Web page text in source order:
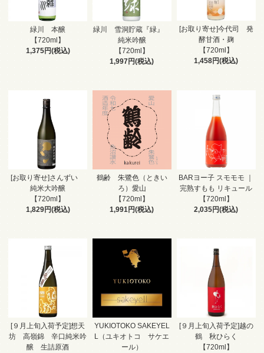
緑川 本醸
【720ml】
1,375円(税込)
緑川 雪洞貯蔵『緑』
純米吟醸
【720ml】
1,997円(税込)
[お取り寄せ]今代司 発
酵甘酒・麹
【720ml】
1,458円(税込)
[お取り寄せ]さんずい
純米大吟醸
【720ml】
1,829円(税込)
鶴齢 朱鷺色（ときい
ろ）愛山
【720ml】
1,991円(税込)
BARヨー子 スモモモ ｜
完熟すもも リキュール
【720ml】
2,035円(税込)
[９月上旬入荷予定]想天
坊 高嶺錦 辛口純米吟
醸 生詰原酒
YUKIOTOKO SAKEYEL
L（ユキオトコ サケエ
ール）
[９月上旬入荷予定]越の
鶴 秋ひらく
【720ml】